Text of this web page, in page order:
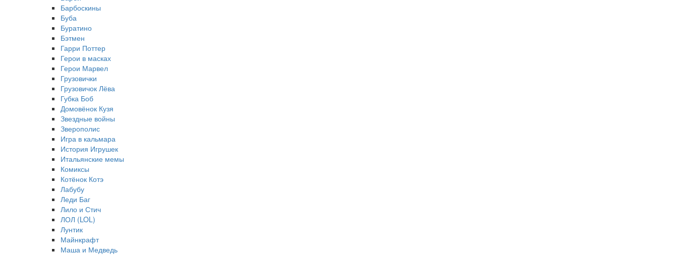
Барбоскины
Буба
Буратино
Бэтмен
Гарри Поттер
Герои в масках
Герои Марвел
Грузовички
Грузовичок Лёва
Губка Боб
Домовёнок Кузя
Звездные войны
Зверополис
Игра в кальмара
История Игрушек
Итальянские мемы
Комиксы
Котёнок Котэ
Лабубу
Леди Баг
Лило и Стич
ЛОЛ (LOL)
Лунтик
Майнкрафт
Маша и Медведь